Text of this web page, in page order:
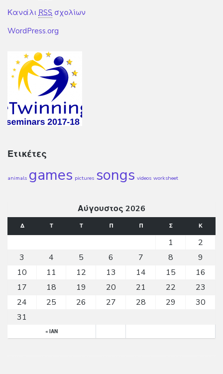
Κανάλι RSS σχολίων
WordPress.org
Ετικέτες
animals games pictures songs videos worksheet
Αύγουστος 2026
Δ Τ Τ Π Π Σ Κ
« ΙΑΝ
1
2
3
4 5 6 7 8
9
10
11 12 13 14 15
16
17
18 19 20 21 22
23
24
25 26 27 28 29
30
31